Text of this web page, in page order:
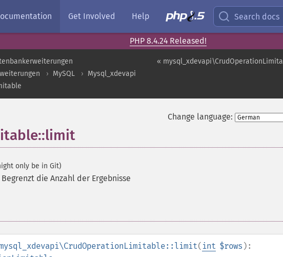
Get Involved Help Search docs
PHP 8.4.24 Released!
«
MySQL
Mysql_xdevapi
Change language:
only be in Git)
Begrenzt die Anzahl der Ergebnisse
( int $rows ):